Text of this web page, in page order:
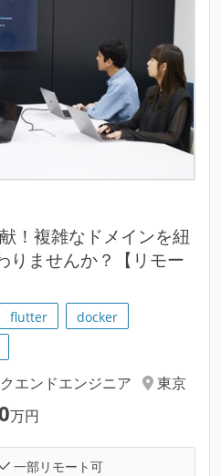
！複雑なドメインを紐
りませんか？【リモー
flutter
docker
エンドエンジニア
東京
万円
一部リモート可